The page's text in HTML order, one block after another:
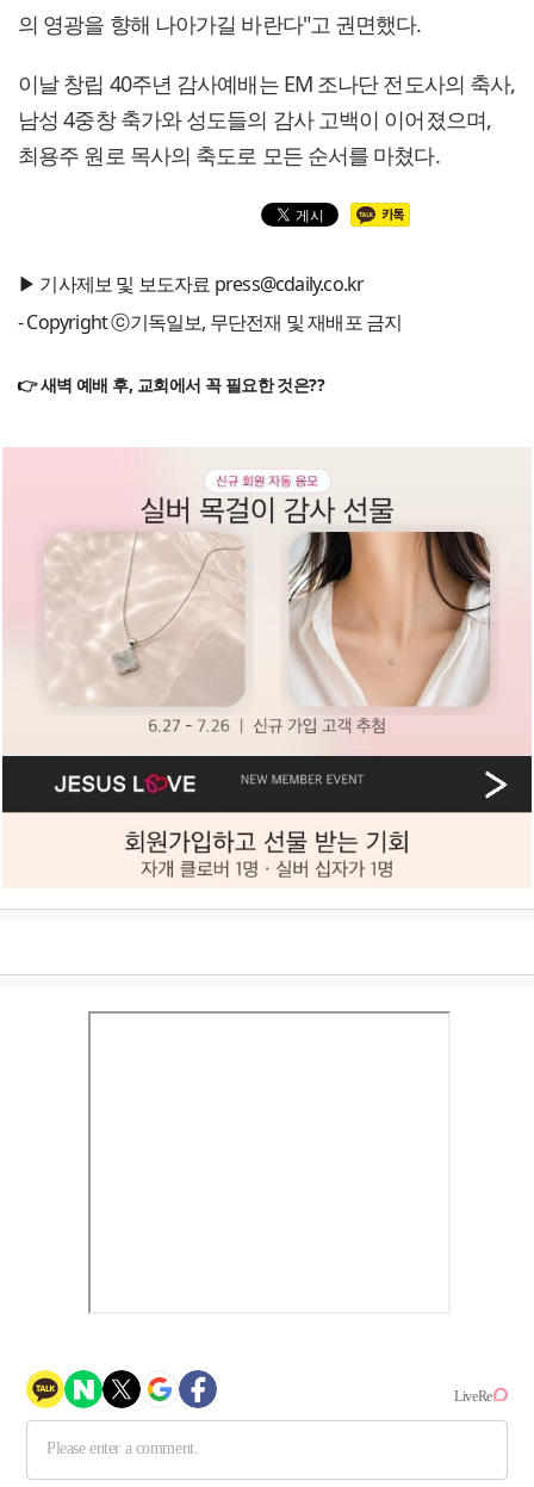
의 영광을 향해 나아가길 바란다"고 권면했다.
이날 창립 40주년 감사예배는 EM 조나단 전도사의 축사,
남성 4중창 축가와 성도들의 감사 고백이 이어졌으며,
최용주 원로 목사의 축도로 모든 순서를 마쳤다.
▶ 기사제보 및 보도자료 press@cdaily.co.kr
- Copyright ⓒ기독일보, 무단전재 및 재배포 금지
👉 새벽 예배 후, 교회에서 꼭 필요한 것은??